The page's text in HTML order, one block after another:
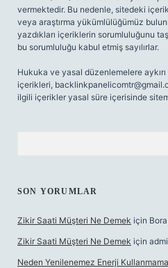
vermektedir. Bu nedenle, sitedeki
veya araştırma yükümlülüğümüz
yazdıkları içeriklerin sorumluluğunu
bu sorumluluğu kabul etmiş sayılırlar.
Hukuka ve yasal düzenlemelere
içerikleri,
ilgili içerikler yasal süre içerisinde
SON YORUMLAR
Zikir Saati Müşteri Ne Demek için Bora
Zikir Saati Müşteri Ne Demek için
Neden Yenilenemez Enerji